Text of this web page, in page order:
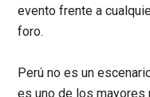
evento frente a
foro.
Perú no es un
es uno de los